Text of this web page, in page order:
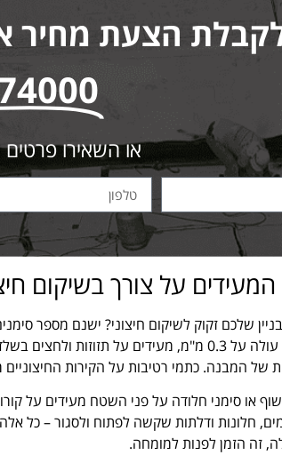
הצעת מחיר
או השאירו
על צורך בשיקום
שלכם זקוק לשיקום חיצוני? ישנם מספר
כאלה שרוחבם עולה על 0.3 מ"מ, מעידים על
של המבנה. כתמי רטיבות על הקירות
או סימני חלודה על פני השטח מעידים על
חלונות ודלתות שקשה לפתוח ולסגור – כל
זה הזמן לפנות למומחה.